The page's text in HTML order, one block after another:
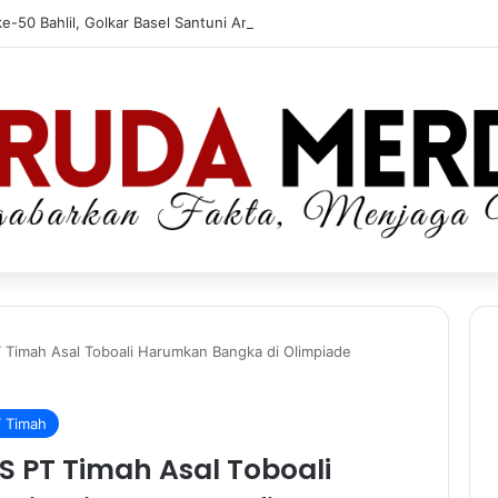
50 Bahlil, Golkar Basel Santuni Anak Yatim dan Fakir Miskin
Asal Toboali Harumkan Bangka di Olimpiade
Timah
PT Timah Asal Toboali